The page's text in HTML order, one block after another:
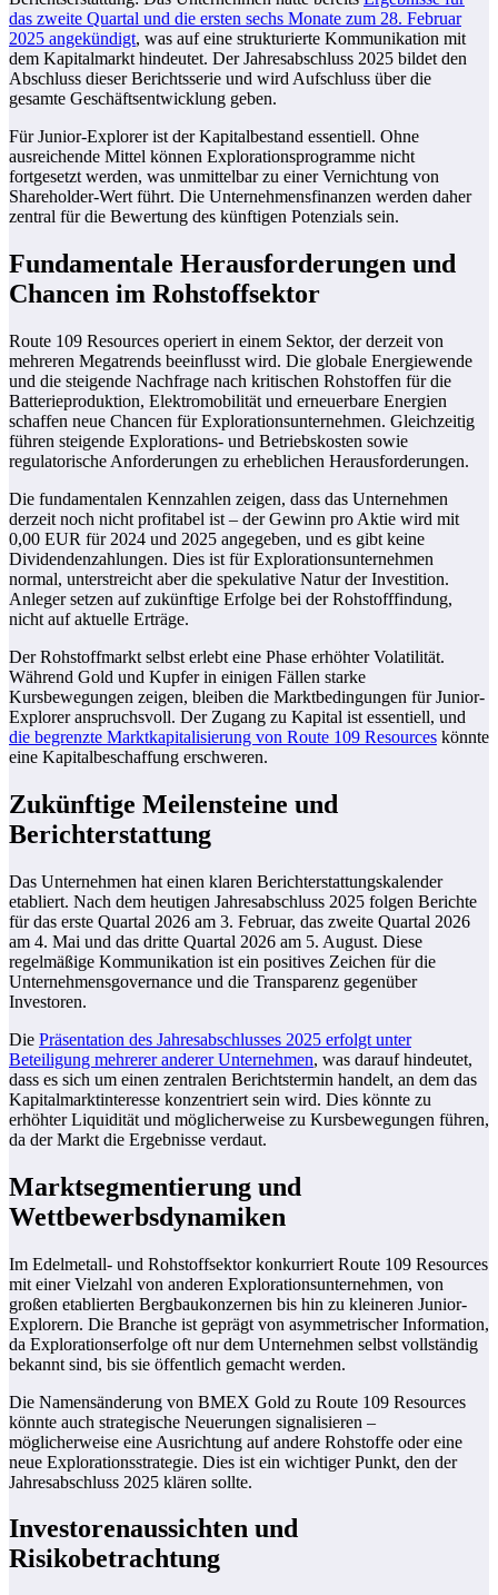
das zweite Quartal und die ersten sechs Monate zum 28. Februar
2025 angekündigt, was auf eine strukturierte Kommunikation mit
dem Kapitalmarkt hindeutet. Der Jahresabschluss 2025 bildet den
Abschluss dieser Berichtsserie und wird Aufschluss über die
gesamte Geschäftsentwicklung geben.
Für Junior-Explorer ist der Kapitalbestand essentiell. Ohne
ausreichende Mittel können Explorationsprogramme nicht
fortgesetzt werden, was unmittelbar zu einer Vernichtung von
Shareholder-Wert führt. Die Unternehmensfinanzen werden daher
zentral für die Bewertung des künftigen Potenzials sein.
Fundamentale Herausforderungen und
Chancen im Rohstoffsektor
Route 109 Resources operiert in einem Sektor, der derzeit von
mehreren Megatrends beeinflusst wird. Die globale Energiewende
und die steigende Nachfrage nach kritischen Rohstoffen für die
Batterieproduktion, Elektromobilität und erneuerbare Energien
schaffen neue Chancen für Explorationsunternehmen. Gleichzeitig
führen steigende Explorations- und Betriebskosten sowie
regulatorische Anforderungen zu erheblichen Herausforderungen.
Die fundamentalen Kennzahlen zeigen, dass das Unternehmen
derzeit noch nicht profitabel ist – der Gewinn pro Aktie wird mit
0,00 EUR für 2024 und 2025 angegeben, und es gibt keine
Dividendenzahlungen. Dies ist für Explorationsunternehmen
normal, unterstreicht aber die spekulative Natur der Investition.
Anleger setzen auf zukünftige Erfolge bei der Rohstofffindung,
nicht auf aktuelle Erträge.
Der Rohstoffmarkt selbst erlebt eine Phase erhöhter Volatilität.
Während Gold und Kupfer in einigen Fällen starke
Kursbewegungen zeigen, bleiben die Marktbedingungen für Junior-
Explorer anspruchsvoll. Der Zugang zu Kapital ist essentiell, und
die begrenzte Marktkapitalisierung von Route 109 Resources könnte
eine Kapitalbeschaffung erschweren.
Zukünftige Meilensteine und
Berichterstattung
Das Unternehmen hat einen klaren Berichterstattungskalender
etabliert. Nach dem heutigen Jahresabschluss 2025 folgen Berichte
für das erste Quartal 2026 am 3. Februar, das zweite Quartal 2026
am 4. Mai und das dritte Quartal 2026 am 5. August. Diese
regelmäßige Kommunikation ist ein positives Zeichen für die
Unternehmensgovernance und die Transparenz gegenüber
Investoren.
Die Präsentation des Jahresabschlusses 2025 erfolgt unter
Beteiligung mehrerer anderer Unternehmen, was darauf hindeutet,
dass es sich um einen zentralen Berichtstermin handelt, an dem das
Kapitalmarktinteresse konzentriert sein wird. Dies könnte zu
erhöhter Liquidität und möglicherweise zu Kursbewegungen führen,
da der Markt die Ergebnisse verdaut.
Marktsegmentierung und
Wettbewerbsdynamiken
Im Edelmetall- und Rohstoffsektor konkurriert Route 109 Resources
mit einer Vielzahl von anderen Explorationsunternehmen, von
großen etablierten Bergbaukonzernen bis hin zu kleineren Junior-
Explorern. Die Branche ist geprägt von asymmetrischer Information,
da Explorationserfolge oft nur dem Unternehmen selbst vollständig
bekannt sind, bis sie öffentlich gemacht werden.
Die Namensänderung von BMEX Gold zu Route 109 Resources
könnte auch strategische Neuerungen signalisieren –
möglicherweise eine Ausrichtung auf andere Rohstoffe oder eine
neue Explorationsstrategie. Dies ist ein wichtiger Punkt, den der
Jahresabschluss 2025 klären sollte.
Investorenaussichten und
Risikobetrachtung